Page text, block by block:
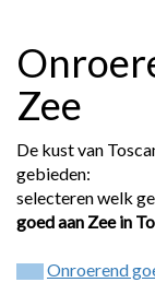
Zee
De kust van
gebieden:
selecteren welk
goed aan Zee in
Onroerend